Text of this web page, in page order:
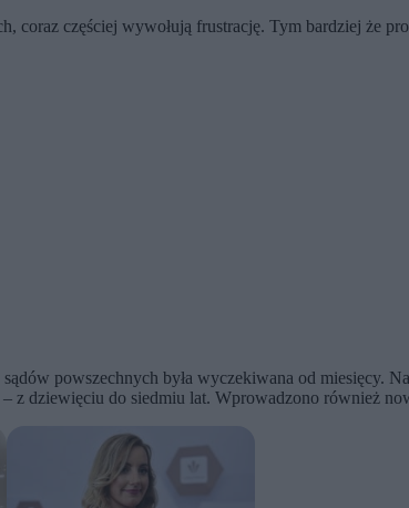
coraz częściej wywołują frustrację. Tym bardziej że
powszechnych była wyczekiwana od miesięcy.
– z dziewięciu do siedmiu lat. Wprowadzono również